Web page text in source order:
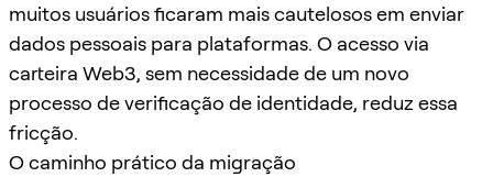
muitos usuários ficaram mais cautelosos em enviar
dados pessoais para plataformas. O acesso via
carteira Web3, sem necessidade de um novo
processo de verificação de identidade, reduz essa
fricção.
O caminho prático da migração